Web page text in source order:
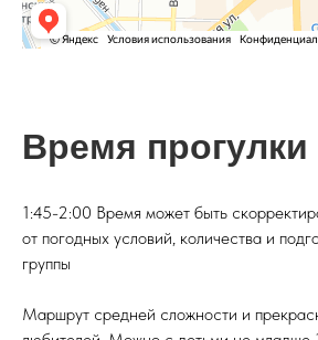
Время прогулки
1:45-2:00 Время может быть
от погодных условий, количества и
группы
Маршрут средней сложности и